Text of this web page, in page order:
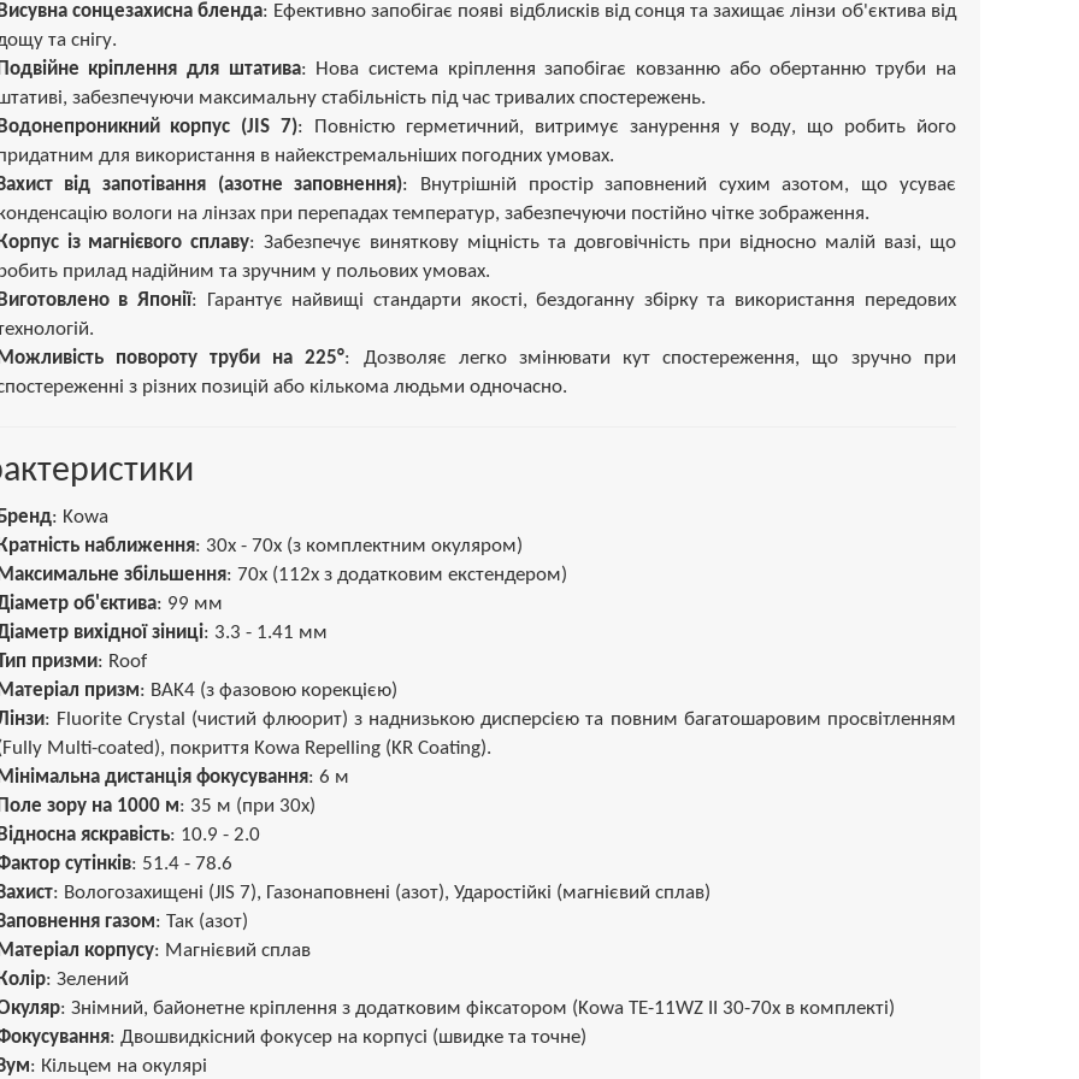
сонцезахисна бленда: Ефективно запобігає появі відблисків від сонця та захищає лінзи об'єктива від
та снігу.
кріплення для штатива: Нова система кріплення запобігає ковзанню або обертанню труби на
забезпечуючи максимальну стабільність під час тривалих спостережень.
корпус (JIS 7): Повністю герметичний, витримує занурення у воду, що робить його
для використання в найекстремальніших погодних умовах.
від запотівання (азотне заповнення): Внутрішній простір заповнений сухим азотом, що усуває
вологи на лінзах при перепадах температур, забезпечуючи постійно чітке зображення.
із магнієвого сплаву: Забезпечує виняткову міцність та довговічність при відносно малій вазі, що
прилад надійним та зручним у польових умовах.
в Японії: Гарантує найвищі стандарти якості, бездоганну збірку та використання передових
повороту труби на 225°: Дозволяє легко змінювати кут спостереження, що зручно при
з різних позицій або кількома людьми одночасно.
: Kowa
наближення: 30х - 70х (з комплектним окуляром)
збільшення: 70х (112х з додатковим екстендером)
об'єктива: 99 мм
вихідної зіниці: 3.3 - 1.41 мм
призми: Roof
призм: BAK4 (з фазовою корекцією)
: Fluorite Crystal (чистий флюорит) з наднизькою дисперсією та повним багатошаровим просвітленням
Multi-coated), покриття Kowa Repelling (KR Coating).
дистанція фокусування: 6 м
зору на 1000 м: 35 м (при 30х)
яскравість: 10.9 - 2.0
сутінків: 51.4 - 78.6
: Вологозахищені (JIS 7), Газонаповнені (азот), Ударостійкі (магнієвий сплав)
газом: Так (азот)
корпусу: Магнієвий сплав
: Зелений
: Знімний, байонетне кріплення з додатковим фіксатором (Kowa TE-11WZ II 30-70x в комплекті)
: Двошвидкісний фокусер на корпусі (швидке та точне)
: Кільцем на окулярі